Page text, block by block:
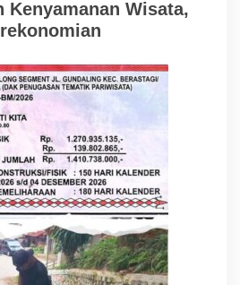
Kenyamanan Wisata,